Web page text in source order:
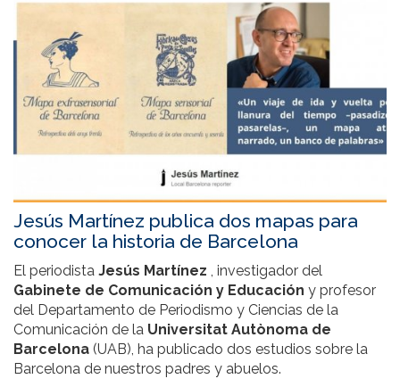
Jesús Martínez publica dos mapas para
conocer la historia de Barcelona
El periodista Jesús Martínez , investigador del
Gabinete de Comunicación y Educación y profesor
del Departamento de Periodismo y Ciencias de la
Comunicación de la Universitat Autònoma de
Barcelona (UAB), ha publicado dos estudios sobre la
Barcelona de nuestros padres y abuelos.